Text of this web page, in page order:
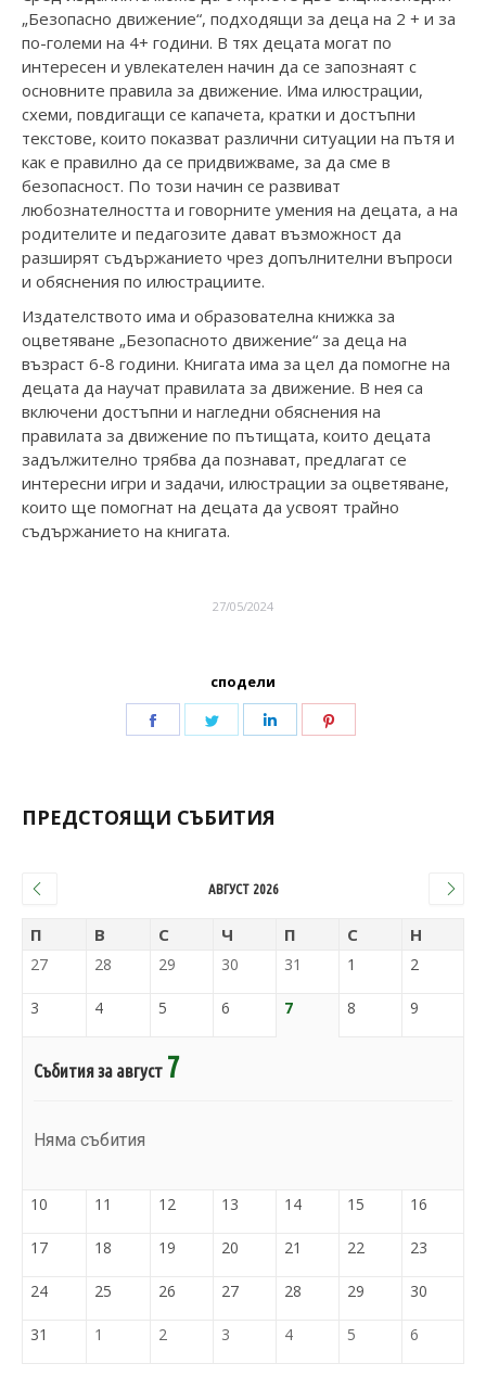
„Безопасно движение“, подходящи за деца на 2 + и за
по-големи на 4+ години. В тях децата могат по
интересен и увлекателен начин да се запознаят с
основните правила за движение. Има илюстрации,
схеми, повдигащи се капачета, кратки и достъпни
текстове, които показват различни ситуации на пътя и
как е правилно да се придвижваме, за да сме в
безопасност. По този начин се развиват
любознателността и говорните умения на децата, а на
родителите и педагозите дават възможност да
разширят съдържанието чрез допълнителни въпроси
и обяснения по илюстрациите.
Издателството има и образователна книжка за
оцветяване „Безопасното движение“ за деца на
възраст 6-8 години. Книгата има за цел да помогне на
децата да научат правилата за движение. В нея са
включени достъпни и нагледни обяснения на
правилата за движение по пътищата, които децата
задължително трябва да познават, предлагат се
интересни игри и задачи, илюстрации за оцветяване,
които ще помогнат на децата да усвоят трайно
съдържанието на книгата.
27/05/2024
сподели
ПРЕДСТОЯЩИ СЪБИТИЯ
АВГУСТ 2026
П В С Ч П С Н
27 28 29 30 31 1 2
3 4 5 6 7 8 9
Събития за август 7
Няма събития
10 11 12 13 14 15 16
17 18 19 20 21 22 23
24 25 26 27 28 29 30
31 1 2 3 4 5 6